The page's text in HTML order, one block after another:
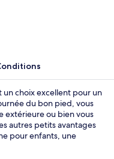
un choix excellent pour un
du bon pied, vous
extérieure ou bien vous
autres petits avantages
pour enfants, une